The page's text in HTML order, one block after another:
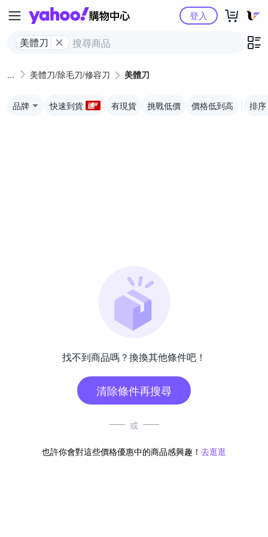
Yahoo購物中心
美體刀
登入
美體刀/除毛刀/修容刀 美體刀
品牌 快速到貨 有現貨 挑戰低價 價格低到高 排序
找不到商品嗎？換換其他條件吧！
清除條件再搜尋
或
也許你會對這些價格優惠中的商品感興趣！ 去逛逛